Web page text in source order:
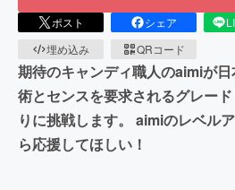
ポスト シェア
埋め込み
QRコード
期待のキャンディ職人のaimiが
術とセンスを要求されるグレー
りに挑戦します。 aimiのレベル
ら応援してほしい！